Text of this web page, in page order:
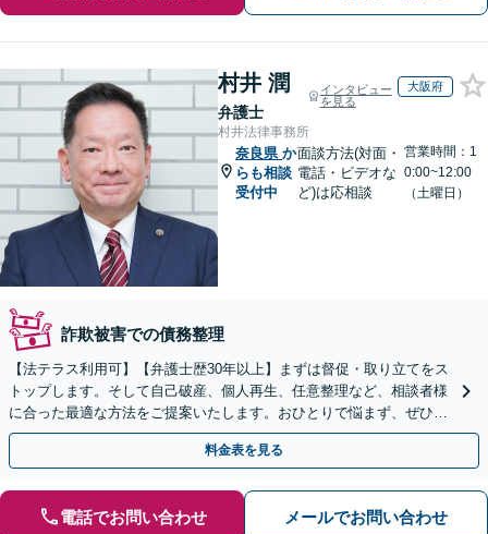
村井 潤
弁護士
インタビュー
を見る
大阪府
村井法律事務所
奈良県 か
らも相談
受付中
面談方法(対面・
電話・ビデオな
ど)は応相談
営業時間：1
0:00~12:00
（土曜日）
詐欺被害での債務整理
【法テラス利用可】【弁護士歴30年以上】まずは督促・取り立てをス
トップします。そして自己破産、個人再生、任意整理など、相談者様
に合った最適な方法をご提案いたします。おひとりで悩まず、ぜひご
相談ください。【法人破産も対応】
料金表を見る
電話でお問い合わせ メールでお問い合わせ